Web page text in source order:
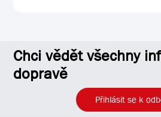
Chci vědět všechny
dopravě
Přihlásit se k